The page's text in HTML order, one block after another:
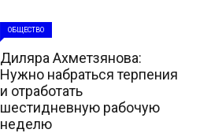
ОБЩЕСТВО
Диляра Ахметзянова:
Нужно набраться терпения
и отработать
шестидневную рабочую
неделю